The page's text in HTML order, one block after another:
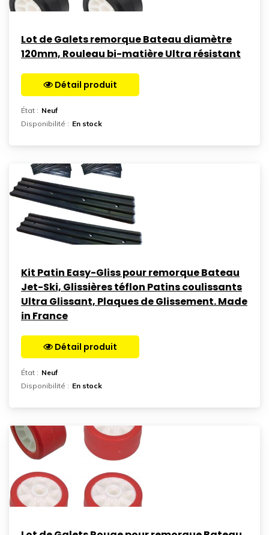
Lot de Galets remorque Bateau diamètre
120mm, Rouleau bi-matière Ultra résistant
Détail produit
État : Neuf
Disponibilité : En stock
Kit Patin Easy-Gliss pour remorque Bateau
Jet-Ski, Glissières téflon Patins coulissants
Ultra Glissant, Plaques de Glissement. Made
in France
Détail produit
Aller sur la page
État : Neuf
Disponibilité : En stock